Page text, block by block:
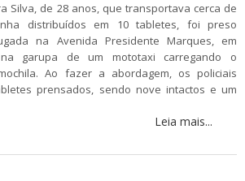
Silva, de 28 anos, que transportava cerca de
distribuídos em 10 tabletes, foi preso
na Avenida Presidente Marques, em
garupa de um mototaxi carregando o
Ao fazer a abordagem, os policiais
prensados, sendo nove intactos e um
Leia mais...